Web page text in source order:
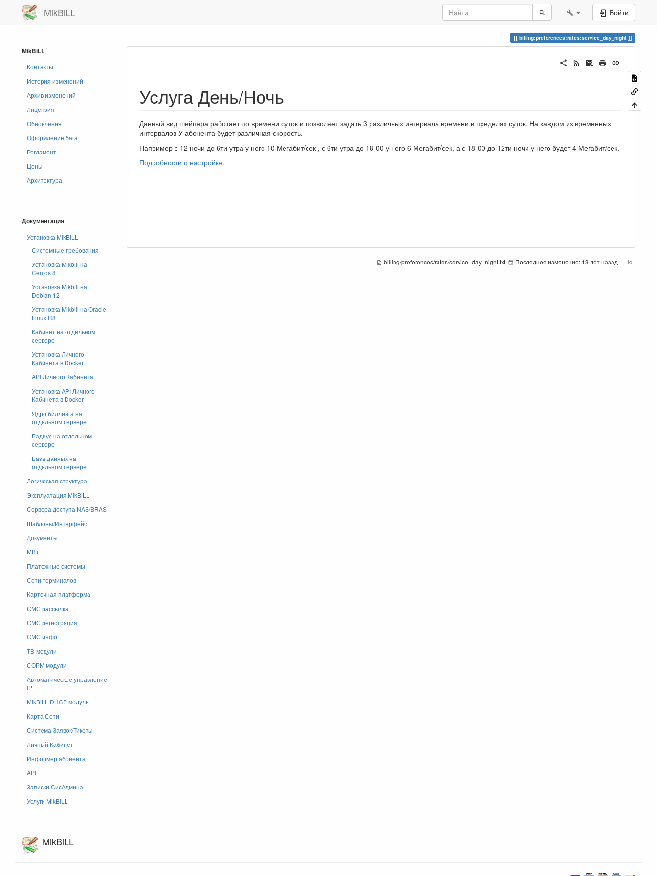
MikBiLL Войти
billing:preferences:rates:service_day_night
MikBiLL
Контакты
История изменений
Архив изменений
Лицензия
Обновления
Оформление бага
Регламент
Цены
Архитектура
Документация
Установка MikBiLL
Системные требования
Установка Mikbill на
Centos 8
Установка Mikbill на
Debian 12
Установка Mikbill на Oracle
Linux R8
Кабинет на отдельном
сервере
Установка Личного
Кабинета в Docker
API Личного Кабинета
Установка API Личного
Кабинета в Docker
Ядро биллинга на
отдельном сервере
Радиус на отдельном
сервере
База данных на
отдельном сервере
Логическая структура
Эксплуатация MikBiLL
Сервера доступа NAS/BRAS
Шаблоны/Интерфейс
Документы
MB+
Платежные системы
Сети терминалов
Карточная платформа
СМС рассылка
СМС регистрация
СМС инфо
ТВ-модули
СОРМ модули
Автоматическое управление
IP
MikBiLL DHCP модуль
Карта Сети
Система Заявок/Тикеты
Личный Кабинет
Информер абонента
API
Записки СисАдмина
Услуги MikBiLL
Услуга День/Ночь
Данный вид шейпера работает по времени суток и позволяет задать 3 различных интервала времени в пределах суток. На каждом из временных
интервалов У абонента будет различная скорость.
Например с 12 ночи до 6ти утра у него 10 Мегабит/сек , с 6ти утра до 18-00 у него 6 Мегабит/сек, а с 18-00 до 12ти ночи у него будет 4 Мегабит/сек.
Подробности о настройке.
billing/preferences/rates/service_day_night.txt Последнее изменение: 13 лет назад —ld
MikBiLL